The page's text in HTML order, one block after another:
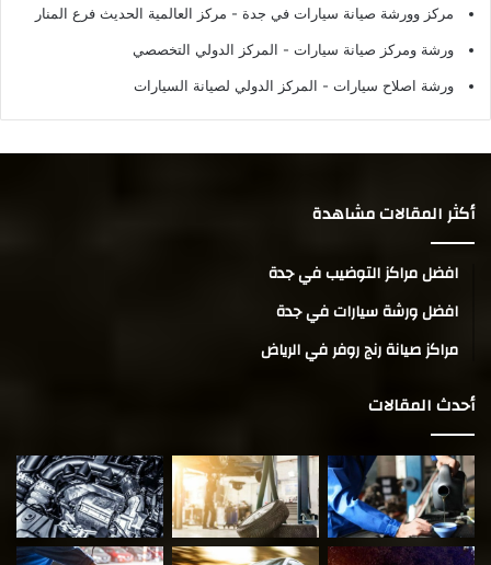
مركز وورشة صيانة سيارات في جدة - مركز العالمية الحديث فرع المنار
ورشة ومركز صيانة سيارات - المركز الدولي التخصصي
ورشة اصلاح سيارات - المركز الدولي لصيانة السيارات
أكثر المقالات مشاهدة
افضل مراكز التوضيب في جدة
افضل ورشة سيارات في جدة
مراكز صيانة رنج روفر في الرياض
أحدث المقالات